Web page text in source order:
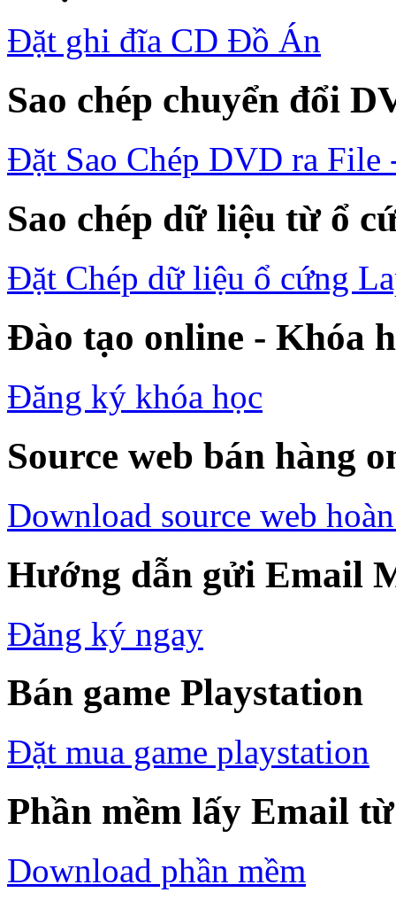
Đặt ghi đĩa CD Đồ Án
Sao chép chuyển đổi
Đặt Sao Chép DVD ra File
Sao chép dữ liệu từ ổ
Đặt Chép dữ liệu ổ cứng
Đào tạo online - Khóa
Đăng ký khóa học
Source web bán hàng
Download source web
Hướng dẫn gửi Email
Đăng ký ngay
Bán game Playstation
Đặt mua game playstation
Phần mềm lấy Email
Download phần mềm